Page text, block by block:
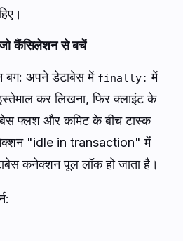
कैंसिलेशन से बचें
बग: अपने डेटाबेस में finally: में
कर लिखना, फिर क्लाइंट के
फ्लश और कमिट के बीच टास्क
"idle in transaction" में
कनेक्शन पूल लॉक हो जाता है।